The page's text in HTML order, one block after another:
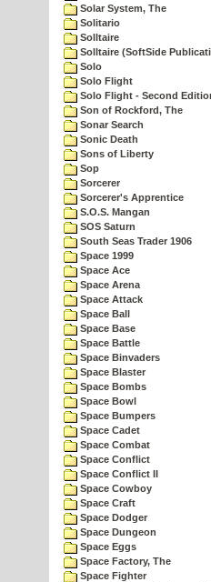
Solar System, The
Solitario
Solltaire
Solltaire (SoftSide
Solo
Solo Flight
Solo Flight - Second
Son of Rockford, The
Sonar Search
Sonic Death
Sons of Liberty
Sop
Sorcerer
Sorcerer's Apprentice
S.O.S. Mangan
SOS Saturn
South Seas Trader 1906
Space 1999
Space Ace
Space Arena
Space Attack
Space Ball
Space Base
Space Battle
Space Binvaders
Space Blaster
Space Bombs
Space Bowl
Space Bumpers
Space Cadet
Space Combat
Space Conflict
Space Conflict II
Space Cowboy
Space Craft
Space Dodger
Space Dungeon
Space Eggs
Space Factory, The
Space Fighter